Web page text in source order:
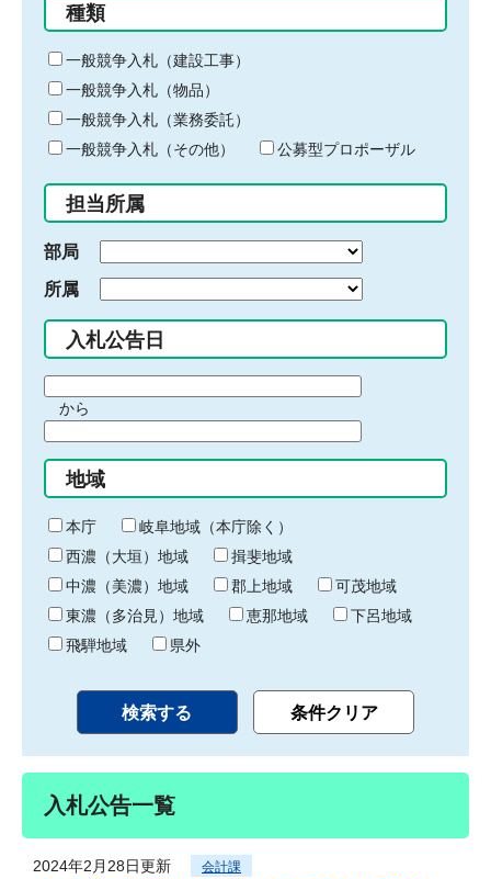
る
キ
ー
ワ
ー
ド
入
力
種類
一般競争入札（建設工事）
一般競争入札（物品）
一般競争入札（業務委託）
一般競争入札（その他）
公募型プロポーザル
担当所属
部局
所属
入札公告日
間
始
り
から
間
終
わ
り
地域
本庁
岐阜地域（本庁除く）
西濃（大垣）地域
揖斐地域
中濃（美濃）地域
郡上地域
可茂地域
東濃（多治見）地域
恵那地域
下呂地域
飛騨地域
県外
入札公告一覧
2024年2月28日更新 会計課